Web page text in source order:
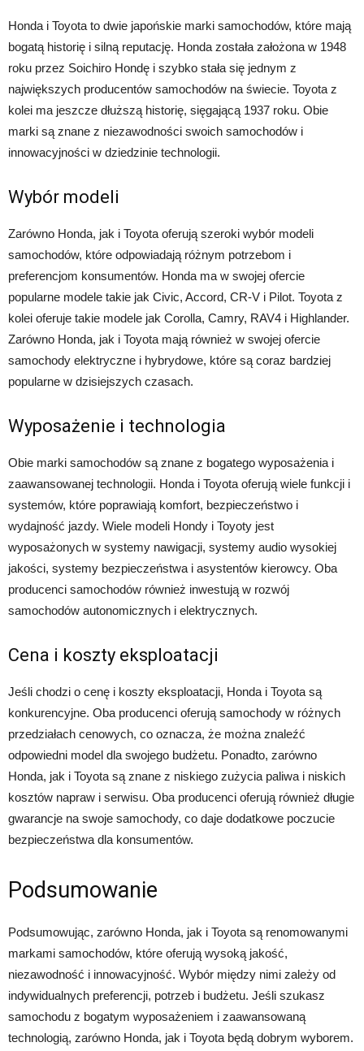
Honda i Toyota to dwie japońskie marki samochodów, które mają
bogatą historię i silną reputację. Honda została założona w 1948
roku przez Soichiro Hondę i szybko stała się jednym z
największych producentów samochodów na świecie. Toyota z
kolei ma jeszcze dłuższą historię, sięgającą 1937 roku. Obie
marki są znane z niezawodności swoich samochodów i
innowacyjności w dziedzinie technologii.
Wybór modeli
Zarówno Honda, jak i Toyota oferują szeroki wybór modeli
samochodów, które odpowiadają różnym potrzebom i
preferencjom konsumentów. Honda ma w swojej ofercie
popularne modele takie jak Civic, Accord, CR-V i Pilot. Toyota z
kolei oferuje takie modele jak Corolla, Camry, RAV4 i Highlander.
Zarówno Honda, jak i Toyota mają również w swojej ofercie
samochody elektryczne i hybrydowe, które są coraz bardziej
popularne w dzisiejszych czasach.
Wyposażenie i technologia
Obie marki samochodów są znane z bogatego wyposażenia i
zaawansowanej technologii. Honda i Toyota oferują wiele funkcji i
systemów, które poprawiają komfort, bezpieczeństwo i
wydajność jazdy. Wiele modeli Hondy i Toyoty jest
wyposażonych w systemy nawigacji, systemy audio wysokiej
jakości, systemy bezpieczeństwa i asystentów kierowcy. Oba
producenci samochodów również inwestują w rozwój
samochodów autonomicznych i elektrycznych.
Cena i koszty eksploatacji
Jeśli chodzi o cenę i koszty eksploatacji, Honda i Toyota są
konkurencyjne. Oba producenci oferują samochody w różnych
przedziałach cenowych, co oznacza, że można znaleźć
odpowiedni model dla swojego budżetu. Ponadto, zarówno
Honda, jak i Toyota są znane z niskiego zużycia paliwa i niskich
kosztów napraw i serwisu. Oba producenci oferują również długie
gwarancje na swoje samochody, co daje dodatkowe poczucie
bezpieczeństwa dla konsumentów.
Podsumowanie
Podsumowując, zarówno Honda, jak i Toyota są renomowanymi
markami samochodów, które oferują wysoką jakość,
niezawodność i innowacyjność. Wybór między nimi zależy od
indywidualnych preferencji, potrzeb i budżetu. Jeśli szukasz
samochodu z bogatym wyposażeniem i zaawansowaną
technologią, zarówno Honda, jak i Toyota będą dobrym wyborem.